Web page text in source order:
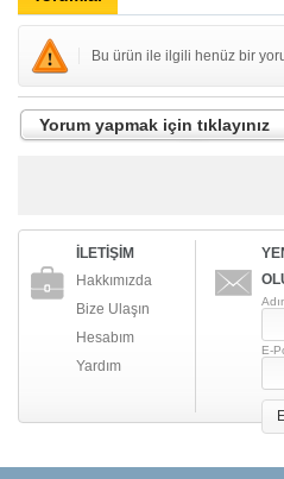
Bu ürün ile ilgili henüz bir
Yorum yapmak için tıklayınız
İLETİŞİM
Hakkımızda
Bize Ulaşın
Hesabım
Yardım
E-